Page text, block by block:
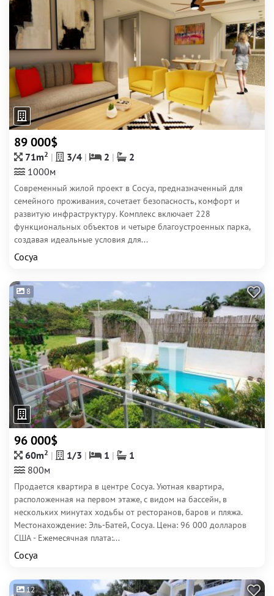
89 000$
71m2 3/4 2
2
1000м
Современный жилой проект в Сосуа, предназначенный для
семейного проживания, сочетает безопасность, комфорт и
развитую инфраструктуру. Комплекс включает 228
функциональных объектов и четыре благоустроенных парка,
создавая идеальные условия для...
Сосуа
8
96 000$
60m2 1/3 1
1
800м
Продается квартира в центре Сосуа. Уютная квартира,
расположенная на первом этаже, с видом на бассейн, в
нескольких минутах ходьбы от ресторанов, баров и пляжа.
Местонахождение: Эль-Батей, Сосуа. Цена: 96 000 долларов
США - Ежемесячная плата:...
Сосуа
12